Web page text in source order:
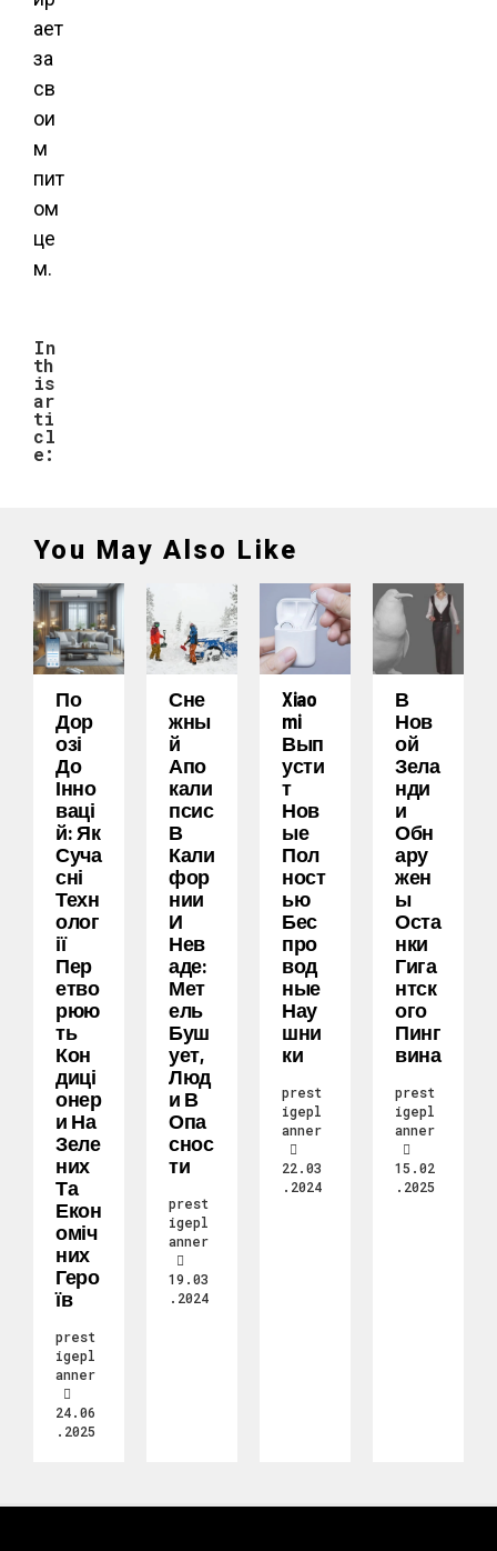
ает
за
св
ои
м
пит
ом
це
м.
In
th
is
ar
ti
cl
e:
You May Also Like
По
Дор
Озі
До
Інно
Ваці
Й: Як
Суча
Сні
Техн
Олог
Ії
Пер
Етво
Рюю
Ть
Кон
Диці
Онер
И На
Зеле
Них
Та
Екон
Оміч
Них
Геро
Їв
prest
igepl
anner
24.06
.2025
Сне
Жны
Й
Апо
Кали
Псис
В
Кали
Фор
Нии
И
Нев
Аде:
Мет
Ель
Буш
Ует,
Люд
И В
Опа
Снос
Ти
prest
igepl
anner
19.03
.2024
Xiao
Mi
Вып
Усти
Т
Нов
Ые
Пол
Ност
Ью
Бес
Про
Вод
Ные
Нау
Шни
Ки
prest
igepl
anner
22.03
.2024
В
Нов
Ой
Зела
Нди
И
Обн
Ару
Жен
Ы
Оста
Нки
Гига
Нтск
Ого
Пинг
Вина
prest
igepl
anner
15.02
.2025